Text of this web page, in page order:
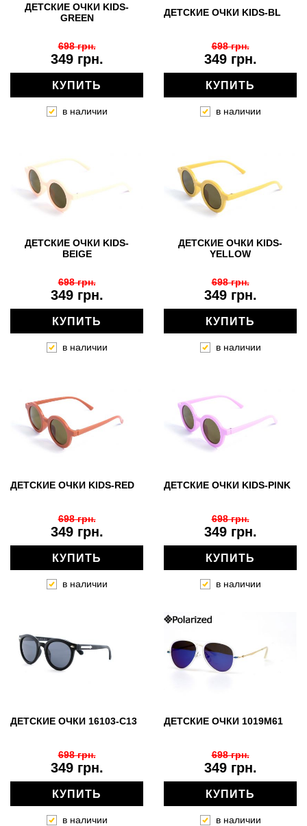
ДЕТСКИЕ ОЧКИ KIDS-
GREEN
349 грн.
698 грн.
КУПИТЬ
в наличии
ДЕТСКИЕ ОЧКИ KIDS-BL
349 грн.
698 грн.
КУПИТЬ
в наличии
ДЕТСКИЕ ОЧКИ KIDS-
BEIGE
349 грн.
698 грн.
КУПИТЬ
в наличии
ДЕТСКИЕ ОЧКИ KIDS-
YELLOW
349 грн.
698 грн.
КУПИТЬ
в наличии
ДЕТСКИЕ ОЧКИ KIDS-RED
349 грн.
698 грн.
КУПИТЬ
в наличии
ДЕТСКИЕ ОЧКИ KIDS-PINK
349 грн.
698 грн.
КУПИТЬ
в наличии
ДЕТСКИЕ ОЧКИ 16103-С13
349 грн.
698 грн.
КУПИТЬ
в наличии
ДЕТСКИЕ ОЧКИ 1019M61
349 грн.
698 грн.
КУПИТЬ
в наличии